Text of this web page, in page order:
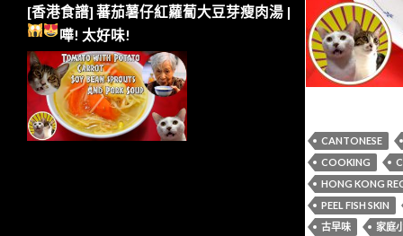
CANTONESE
COOKING
HONG KONG
PEEL FISH SKIN
古早味
家庭
[香港食譜] 蕃茄薯仔紅蘿蔔大豆芽瘦肉湯 |
嘩! 太好味!